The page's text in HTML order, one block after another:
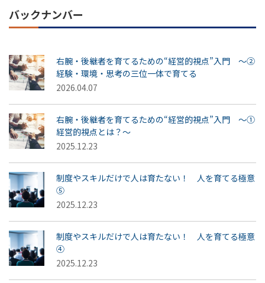
バックナンバー
右腕・後継者を育てるための“経営的視点”入門 ～②
経験・環境・思考の三位一体で育てる
2026.04.07
右腕・後継者を育てるための“経営的視点”入門 ～①
経営的視点とは？～
2025.12.23
制度やスキルだけで人は育たない！ 人を育てる極意
⑤
2025.12.23
制度やスキルだけで人は育たない！ 人を育てる極意
④
2025.12.23